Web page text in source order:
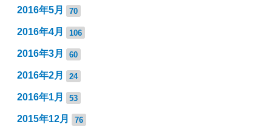
2016年5月 70
2016年4月 106
2016年3月 60
2016年2月 24
2016年1月 53
2015年12月 76